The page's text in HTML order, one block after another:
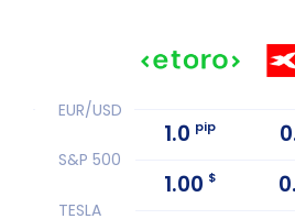
EUR/USD
1.0 pip
S&P 500
1.00 $
TESLA